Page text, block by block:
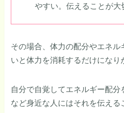
やすい。伝えることが大
その場合、体力の配分やエネル
いと体力を消耗するだけになり
自分で自覚してエネルギー配
など身近な人にはそれを伝える